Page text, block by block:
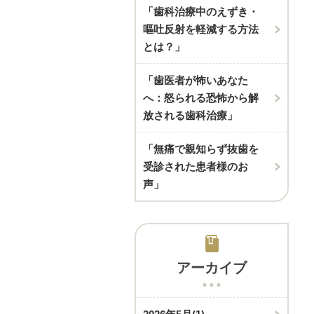
「歯科治療中のえずき・
嘔吐反射を軽減する方法
とは？」
「歯医者が怖いあなた
へ：怒られる恐怖から解
放される歯科治療」
「無痛で親知らず抜歯を
受診された患者様のお
声」
アーカイブ